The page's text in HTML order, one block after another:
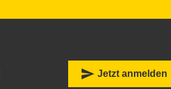
send Jetzt anmelden